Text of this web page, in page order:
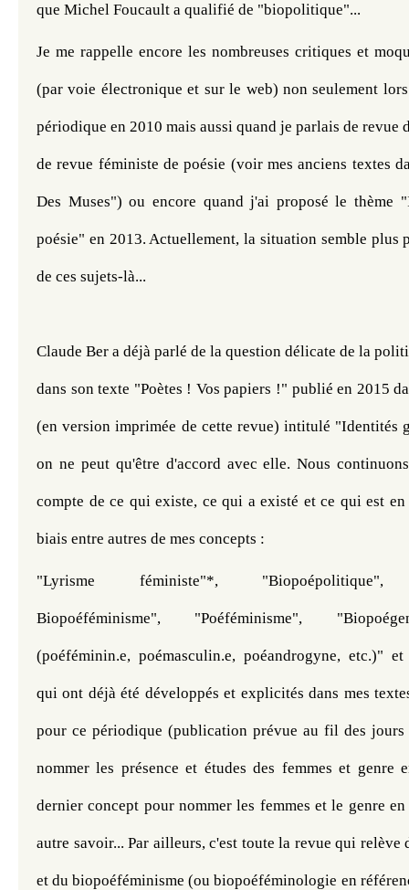
que Michel Foucault a qualifié de "biopolitique"...
Je me rappelle encore les nombreuses critiques et
(par voie électronique et sur le web) non seulement
périodique en 2010 mais aussi quand je parlais de revue
de revue féministe de poésie (voir mes anciens textes
Des Muses") ou encore quand j'ai proposé le thème
poésie" en 2013. Actuellement, la situation semble plus
de ces sujets-là...
Claude Ber a déjà parlé de la question délicate de la
dans son texte "Poètes ! Vos papiers !" publié en 2015
(en version imprimée de cette revue) intitulé "Identités
on ne peut qu'être d'accord avec elle. Nous
compte de ce qui existe, ce qui a existé et ce qui est
biais entre autres de mes concepts :
"Lyrisme féministe"*, "Biopoépolitique",
Biopoéféminisme", "Poéféminisme",
(poéféminin.e, poémasculin.e, poéandrogyne, etc.)"
qui ont déjà été développés et explicités dans mes
pour ce périodique (publication prévue au fil des
nommer les présence et études des femmes et genre
dernier concept pour nommer les femmes et le genre
autre savoir... Par ailleurs, c'est toute la revue qui
et du biopoéféminisme (ou biopoéféminologie en